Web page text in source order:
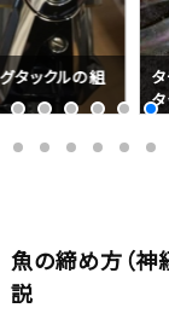
タックルの組
魚の締め方（神
説